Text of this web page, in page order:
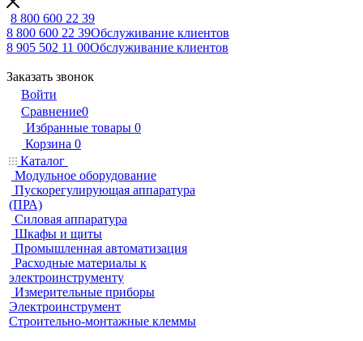
8 800 600 22 39
8 800 600 22 39Обслуживание клиентов
8 905 502 11 00Обслуживание клиентов
Заказать звонок
Войти
Сравнение0
Избранные товары 0
Корзина 0
Каталог
Модульное оборудование
Пускорегулирующая аппаратура
(ПРА)
Силовая аппаратура
Шкафы и щиты
Промышленная автоматизация
Расходные материалы к
электроинструменту
Измерительные приборы
Электроинструмент
Строительно-монтажные клеммы